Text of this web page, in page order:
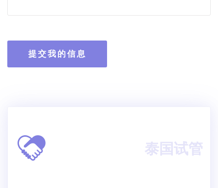
提交我的信息
泰国试管